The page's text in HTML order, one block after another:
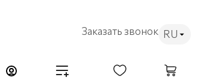
Заказать звонок RU